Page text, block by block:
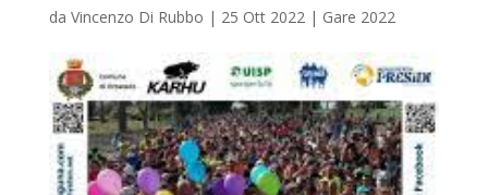
da Vincenzo Di Rubbo | 25 Ott 2022| Gare 2022